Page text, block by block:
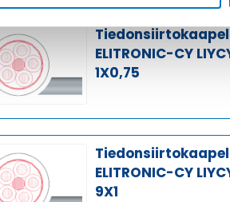
ELITRONIC-CY
1X0,75
ELITRONIC-CY
9X1